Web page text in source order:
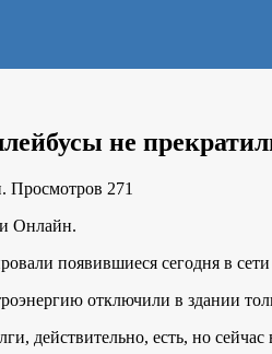
не
Просмотров 271
Онлайн.
появившиеся сегодня в
отключили в здании
действительно, есть, но